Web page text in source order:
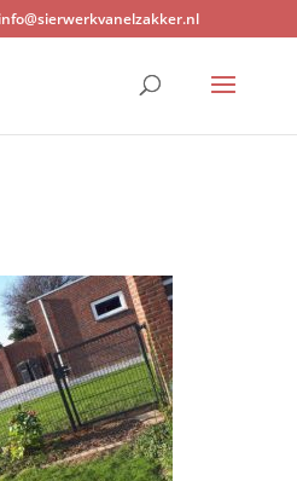
info@sierwerkvanelzakker.nl